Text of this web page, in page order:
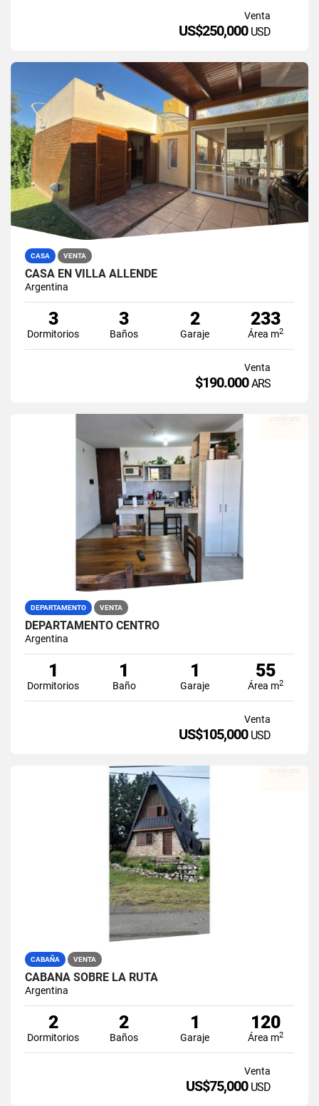
Venta
US$250,000 USD
CASA VENTA
CASA EN VILLA ALLENDE
Argentina
3
Dormitorios
3
Baños
2
Garaje
233
Área m2
Venta
$190.000ARS
DEPARTAMENTO VENTA
DEPARTAMENTO CENTRO
Argentina
1
Dormitorios
1
Baño
1
Garaje
55
Área m2
Venta
US$105,000 USD
CABAÑA VENTA
CABAÑA SOBRE LA RUTA
Argentina
2
Dormitorios
2
Baños
1
Garaje
120
Área m2
Venta
US$75,000 USD